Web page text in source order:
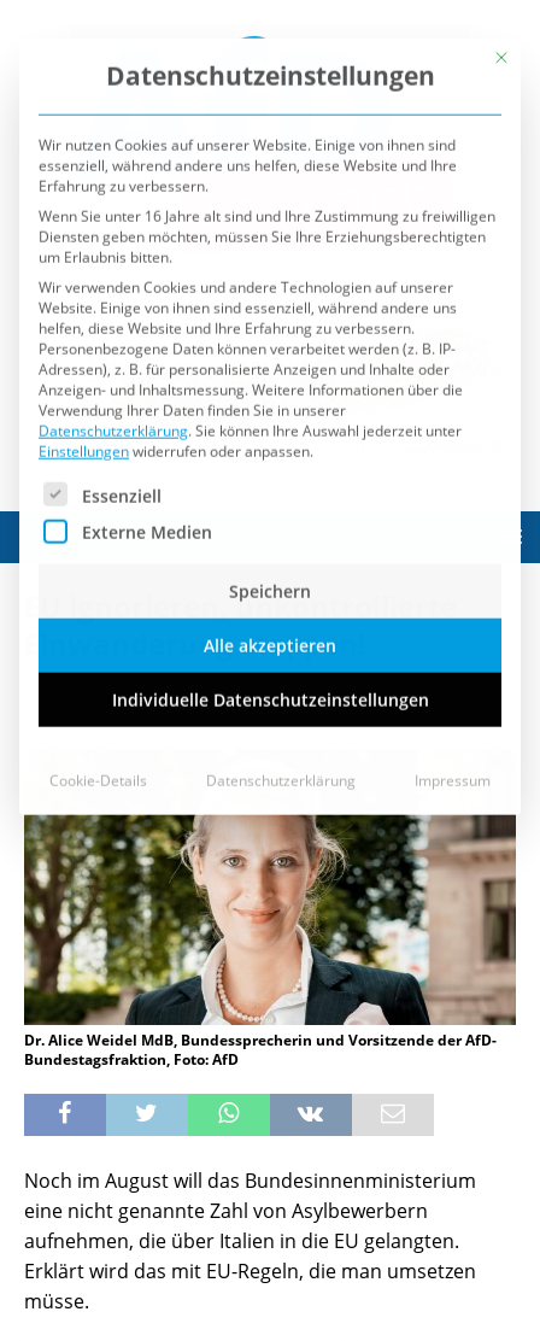
EU ignorieren, unkontrollierte
Einwanderung stoppen!
10. August 2022
Dr. Alice Weidel MdB, Bundessprecherin und Vorsitzende der AfD-
Bundestagsfraktion, Foto: AfD
Noch im August will das Bundesinnenministerium
eine nicht genannte Zahl von Asylbewerbern
aufnehmen, die über Italien in die EU gelangten.
Erklärt wird das mit EU-Regeln, die man umsetzen
müsse.
Datenschutzeinstellungen
essenziell, während andere uns helfen, diese Website und Ihre
Erfahrung zu verbessern.
Wenn Sie unter 16 Jahre alt sind und Ihre Zustimmung zu freiwilligen
Diensten geben möchten, müssen Sie Ihre Erziehungsberechtigten
um Erlaubnis bitten.
Wir verwenden Cookies und andere Technologien auf unserer
Website. Einige von ihnen sind essenziell, während andere uns
helfen, diese Website und Ihre Erfahrung zu verbessern.
Personenbezogene Daten können verarbeitet werden (z. B. IP-
Adressen), z. B. für personalisierte Anzeigen und Inhalte oder
Anzeigen- und Inhaltsmessung.Weitere Informationen über die
Verwendung Ihrer Daten finden Sie in unserer
Datenschutzerklärung. Sie können Ihre Auswahl jederzeit unter
Einstellungenwiderrufen oder anpassen.